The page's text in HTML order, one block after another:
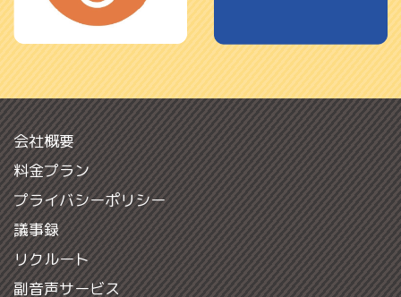
会社概要
料金プラン
プライバシーポリシー
議事録
リクルート
副音声サービス